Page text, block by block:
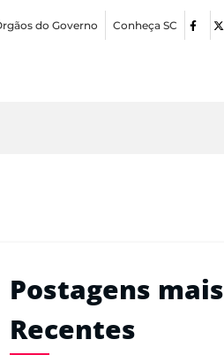
do Governo Conheça SC
Postagens mais
Recentes